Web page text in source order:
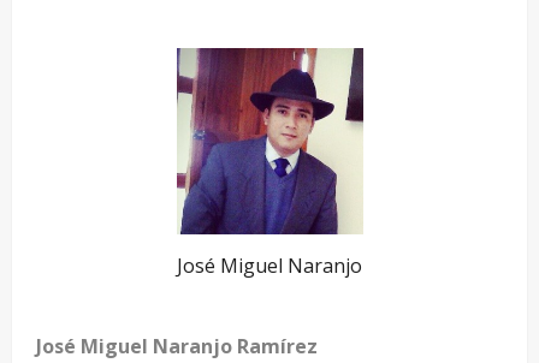
José Miguel Naranjo
José Miguel Naranjo Ramírez